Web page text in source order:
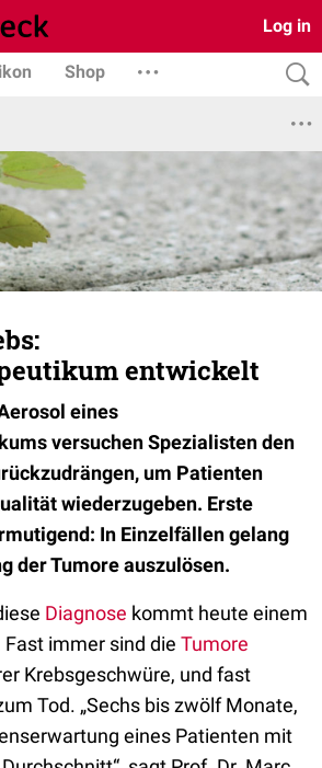
Log in
Shop
entwickelt
eines
versuchen Spezialisten den
um Patienten
wiederzugeben. Erste
In Einzelfällen gelang
der Tumore auszulösen.
Diagnose kommt heute einem
immer sind die Tumore
Krebsgeschwüre, und fast
Tod. „Sechs bis zwölf Monate,
eines Patienten mit